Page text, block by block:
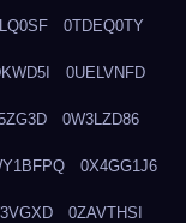
0TDEQ0TY
0UELVNFD
0W3LZD86
0X4GG1J6
0ZAVTHSI